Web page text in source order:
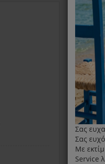
Σας
Σας
Με
Service